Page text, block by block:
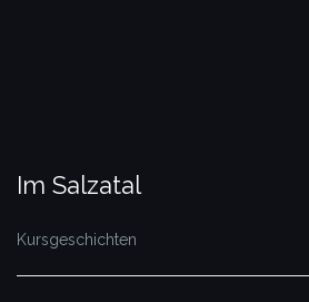
Im Salzatal
Kursgeschichten